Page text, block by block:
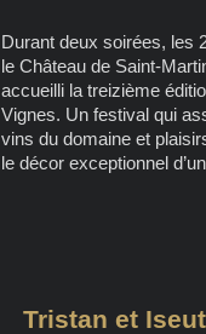
Durant deux soirées, les
le Château de Saint-
accueilli la treizième
Vignes. Un festival qui
vins du domaine et
le décor exceptionnel
Tristan et